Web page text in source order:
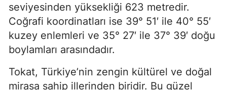
seviyesinden yüksekliği 623 metredir.
Coğrafi koordinatları ise 39° 51′ ile 40° 55′
kuzey enlemleri ve 35° 27′ ile 37° 39′ doğu
boylamları arasındadır.
Tokat, Türkiye’nin zengin kültürel ve doğal
mirasa sahip illerinden biridir. Bu güzel